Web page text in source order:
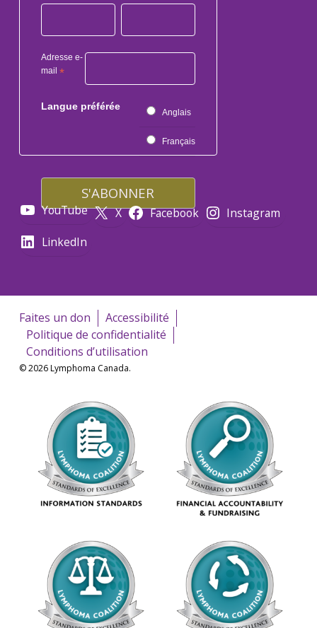
Adresse e-
mail *
Langue préférée
Anglais
Français
YouTube X Facebook
Instagram
LinkedIn
Faites un don
Accessibilité
Politique de confidentialité
Conditions d’utilisation
© 2026 Lymphoma Canada.